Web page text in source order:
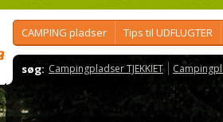
CAMPING pladser Tips til UDFLUGTER
søg: Campingpladser TJEKKIET